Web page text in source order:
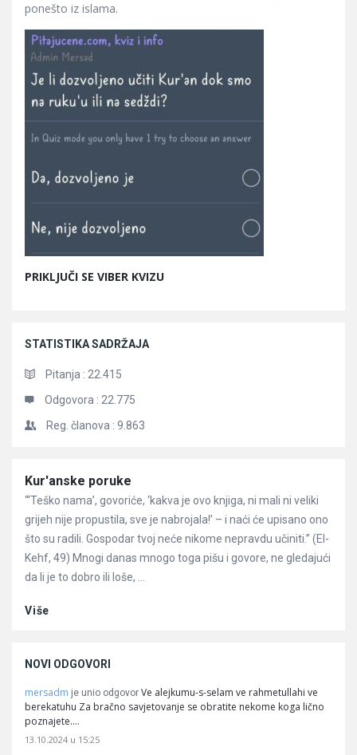
ponešto iz islama.
PRIKLJUČI SE VIBER KVIZU
STATISTIKA SADRŽAJA
Pitanja : 22.415
Odgovora : 22.775
Reg. članova : 9.863
Članci
Kur'anske poruke
“‘Teško nama’, govoriće, ‘kakva je ovo knjiga, ni mali ni veliki
grijeh nije propustila, sve je nabrojala!’ – i naći će upisano ono
što su radili. Gospodar tvoj neće nikome nepravdu učiniti.” (El-
Kehf, 49) Mnogi danas mnogo toga pišu i govore, ne gledajući
da li je to dobro ili loše, ...
Više
NOVI ODGOVORI
mersadm je unio odgovor Ve alejkumu-s-selam ve rahmetullahi ve
berekatuhu Za bračno savjetovanje se obratite nekome koga lično
poznajete.…
13.10.2024 u 15:25